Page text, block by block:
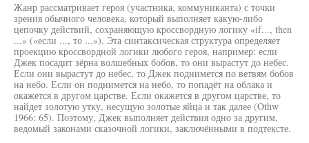
Жанр рассматривает героя (участника, коммуниканта) с точки
зрения обычного человека, который выполняет какую-либо
цепочку действий, сохраняющую кроссвордную логику «if..., then
...» («если ..., то ...»). Эта синтаксическая структура определяет
проекцию кроссвордной логики любого героя, например: если
Джек посадит зёрна волшебных бобов, то они вырастут до небес.
Если они вырастут до небес, то Джек поднимется по ветвям бобов
на небо. Если он поднимется на небо, то попадёт на облака и
окажется в другом царстве. Если окажется в другом царстве, то
найдет золотую утку, несущую золотые яйца и так далее (Othw
1966: 65). Поэтому, Джек выполняет действия одно за другим,
ведомый законами сказочной логики, заключёнными в подтексте.